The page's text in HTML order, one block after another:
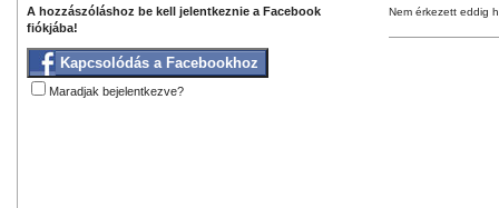
A hozzászóláshoz be kell jelentkeznie a Facebook
fiókjába!
Kapcsolódás a Facebookhoz
Maradjak bejelentkezve?
Nem érkezett eddig